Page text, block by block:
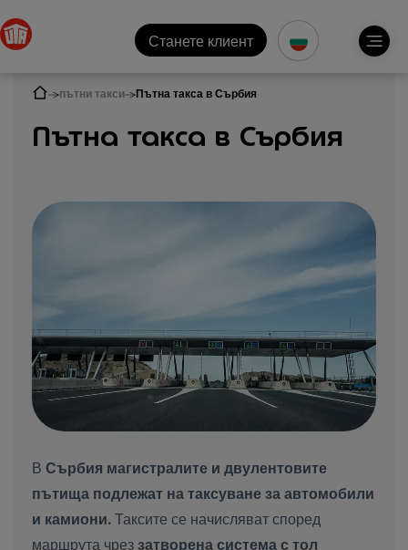
Станете клиент
пътни такси Пътна такса в Сърбия
Пътна такса в Сърбия
В Сърбия магистралите и двулентовите
пътища подлежат на таксуване за автомобили
и камиони. Таксите се начисляват според
маршрута чрез затворена система с тол